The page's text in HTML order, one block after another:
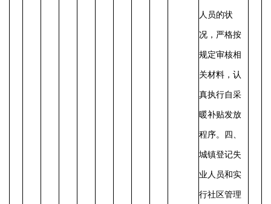
人员的状
况，严格按
规定审核相
关材料，认
真执行自采
暖补贴发放
程序。 四、
城镇登记失
业人员和实
行社区管理